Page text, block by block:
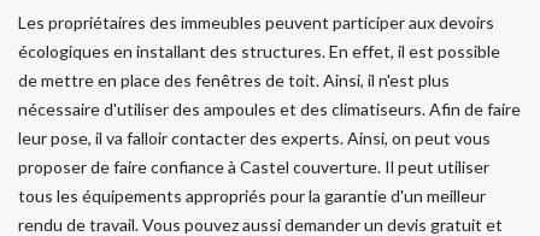
Les propriétaires des immeubles peuvent participer aux devoirs
écologiques en installant des structures. En effet, il est possible
de mettre en place des fenêtres de toit. Ainsi, il n'est plus
nécessaire d'utiliser des ampoules et des climatiseurs. Afin de faire
leur pose, il va falloir contacter des experts. Ainsi, on peut vous
proposer de faire confiance à Castel couverture. Il peut utiliser
tous les équipements appropriés pour la garantie d'un meilleur
rendu de travail. Vous pouvez aussi demander un devis gratuit et